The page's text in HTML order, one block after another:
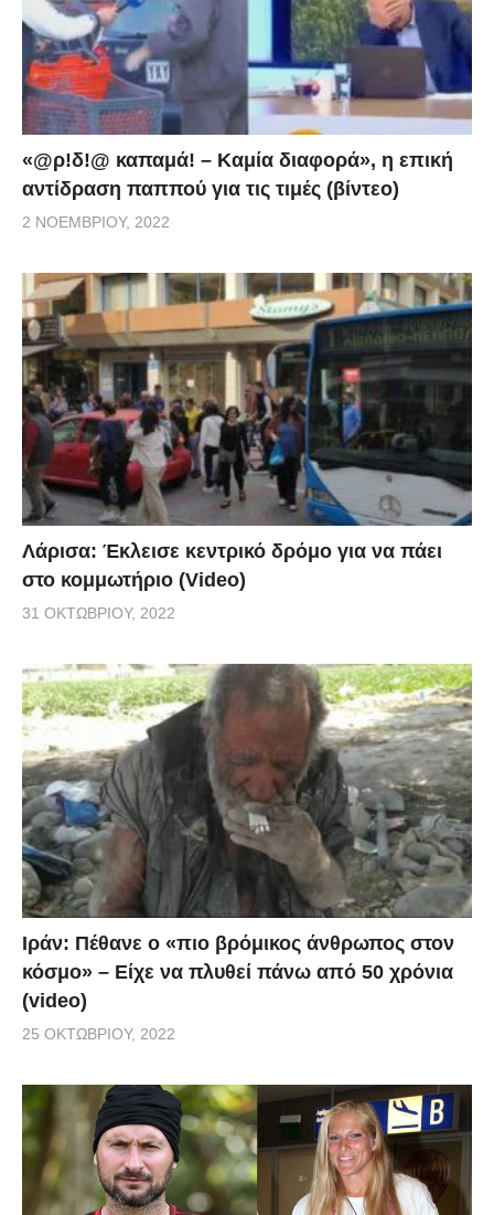
«@ρ!δ!@ καπαμά! – Καμία διαφορά», η επική
αντίδραση παππού για τις τιμές (βίντεο)
2 ΝΟΕΜΒΡΊΟΥ, 2022
Λάρισα: Έκλεισε κεντρικό δρόμο για να πάει
στο κομμωτήριο (Video)
31 ΟΚΤΩΒΡΊΟΥ, 2022
Ιράν: Πέθανε ο «πιο βρόμικος άνθρωπος στον
κόσμο» – Είχε να πλυθεί πάνω από 50 χρόνια
(video)
25 ΟΚΤΩΒΡΊΟΥ, 2022